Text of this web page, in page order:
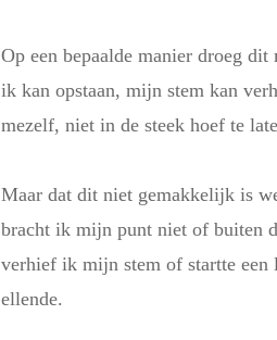
Op een bepaalde manier droeg
ik kan opstaan, mijn stem kan
mezelf, niet in de steek hoef te
Maar dat dit niet gemakkelijk is
bracht ik mijn punt niet of buiten
verhief ik mijn stem of startte een
ellende.